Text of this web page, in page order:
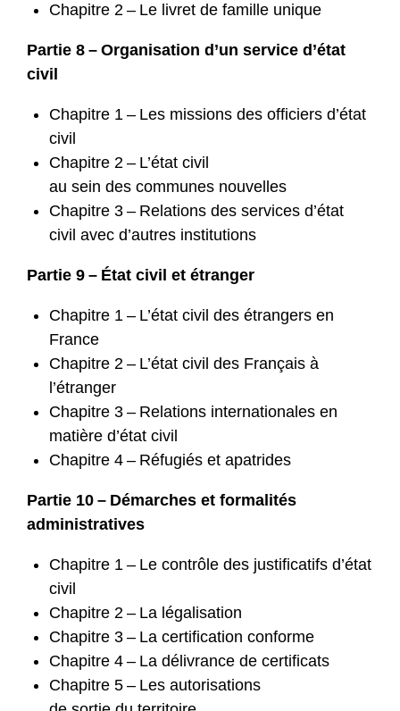
Chapitre 2 – Le livret de famille unique
Partie 8 – Organisation d’un service d’état
civil
Chapitre 1 – Les missions des officiers d’état
civil
Chapitre 2 – L’état civil
au sein des communes nouvelles
Chapitre 3 – Relations des services d’état
civil avec d’autres institutions
Partie 9 – État civil et étranger
Chapitre 1 – L’état civil des étrangers en
France
Chapitre 2 – L’état civil des Français à
l’étranger
Chapitre 3 – Relations internationales en
matière d’état civil
Chapitre 4 – Réfugiés et apatrides
Partie 10 – Démarches et formalités
administratives
Chapitre 1 – Le contrôle des justificatifs d’état
civil
Chapitre 2 – La légalisation
Chapitre 3 – La certification conforme
Chapitre 4 – La délivrance de certificats
Chapitre 5 – Les autorisations